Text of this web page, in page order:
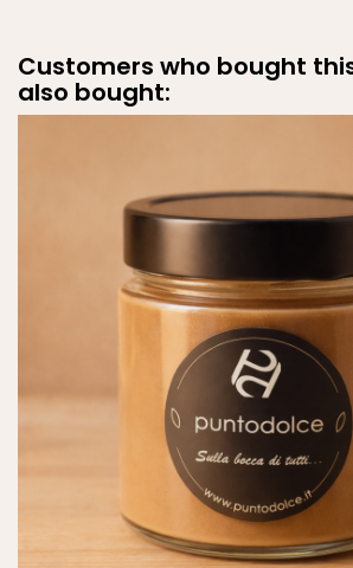
Customers who bought
also bought: